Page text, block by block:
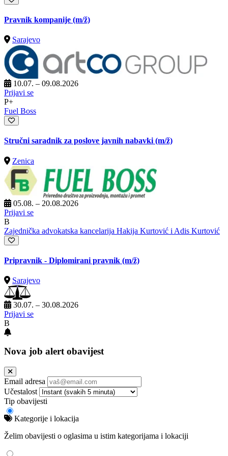
Pravnik kompanije (m/ž)
Sarajevo
10.07. – 09.08.2026
Prijavi se
P+
Fuel Boss
Stručni saradnik za poslove javnih nabavki(m/ž)
Zenica
05.08. – 20.08.2026
Prijavi se
B
Zajednička advokatska kancelarija Hakija Kurtović i Adis Kurtović
Pripravnik - Diplomirani pravnik (m/ž)
Sarajevo
30.07. – 30.08.2026
Prijavi se
B
Nova job alert obavijest
Email adresa
Učestalost
Tip obavijesti
Kategorije i lokacija
Želim obavijesti o oglasima u istim kategorijama i lokaciji